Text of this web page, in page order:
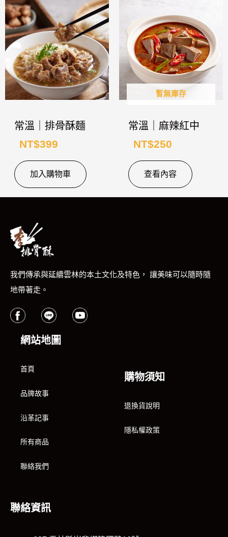
常溫｜排骨酥麵
NT$399
加入購物車
暫無庫存
常溫｜麻辣紅中
NT$250
查看內容
我們傳承與延續雲林的本土文化及特色， 讓美味可以隨時隨
地帶著走。
網站地圖
首頁
品牌故事
沿革記事
所有商品
聯絡我們
購物須知
退換貨說明
隱私權政策
聯絡資訊